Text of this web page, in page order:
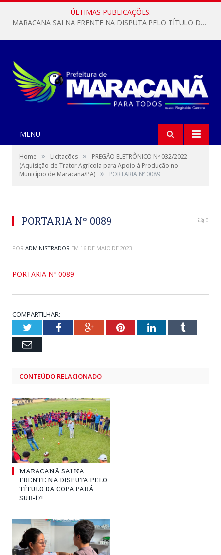
ÚLTIMAS PUBLICAÇÕES:
MARACANÃ SAI NA FRENTE NA DISPUTA PELO TÍTULO DA COPA PARÁ SUB-17!
MENU
Home » Licitações »
PREGÃO ELETRÔNICO Nº 032/2022
(Aquisição de Trator Agrícola para Apoio à Produção no
Município de Maracanã/PA) » PORTARIA Nº 0089
PORTARIA Nº 0089 0
POR ADMINISTRADOR EM 16 DE MAIO DE 2023
PORTARIA Nº 0089
COMPARTILHAR:
TwitterFacebookGoogle+PinterestLinkedInTumblr
Email
CONTEÚDO RELACIONADO
MARACANÃ SAI NA
FRENTE NA DISPUTA PELO
TÍTULO DA COPA PARÁ
SUB-17!